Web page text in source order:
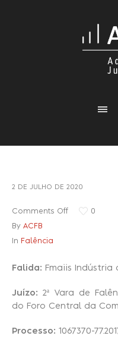
2 DE JULHO DE 2020
Comments Off 0
By ACFB
In Falência
Falida: Fmaiis Indústria
Juízo: 2ª Vara de
do Foro Central da
Processo: 1067370-